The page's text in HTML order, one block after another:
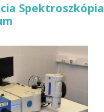
Spektroszkópia